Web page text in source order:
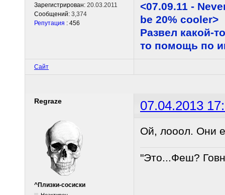
Зарегистрирован: 20.03.2011
Сообщений: 3,374
Репутация : 456
<07.09.11 -
be 20% cooler>
Развел какой-
то помощь по
Сайт
Regraze 07.04.2013
^Плизки-сосиски
Ой, лооол. Они
"Это...Феш?